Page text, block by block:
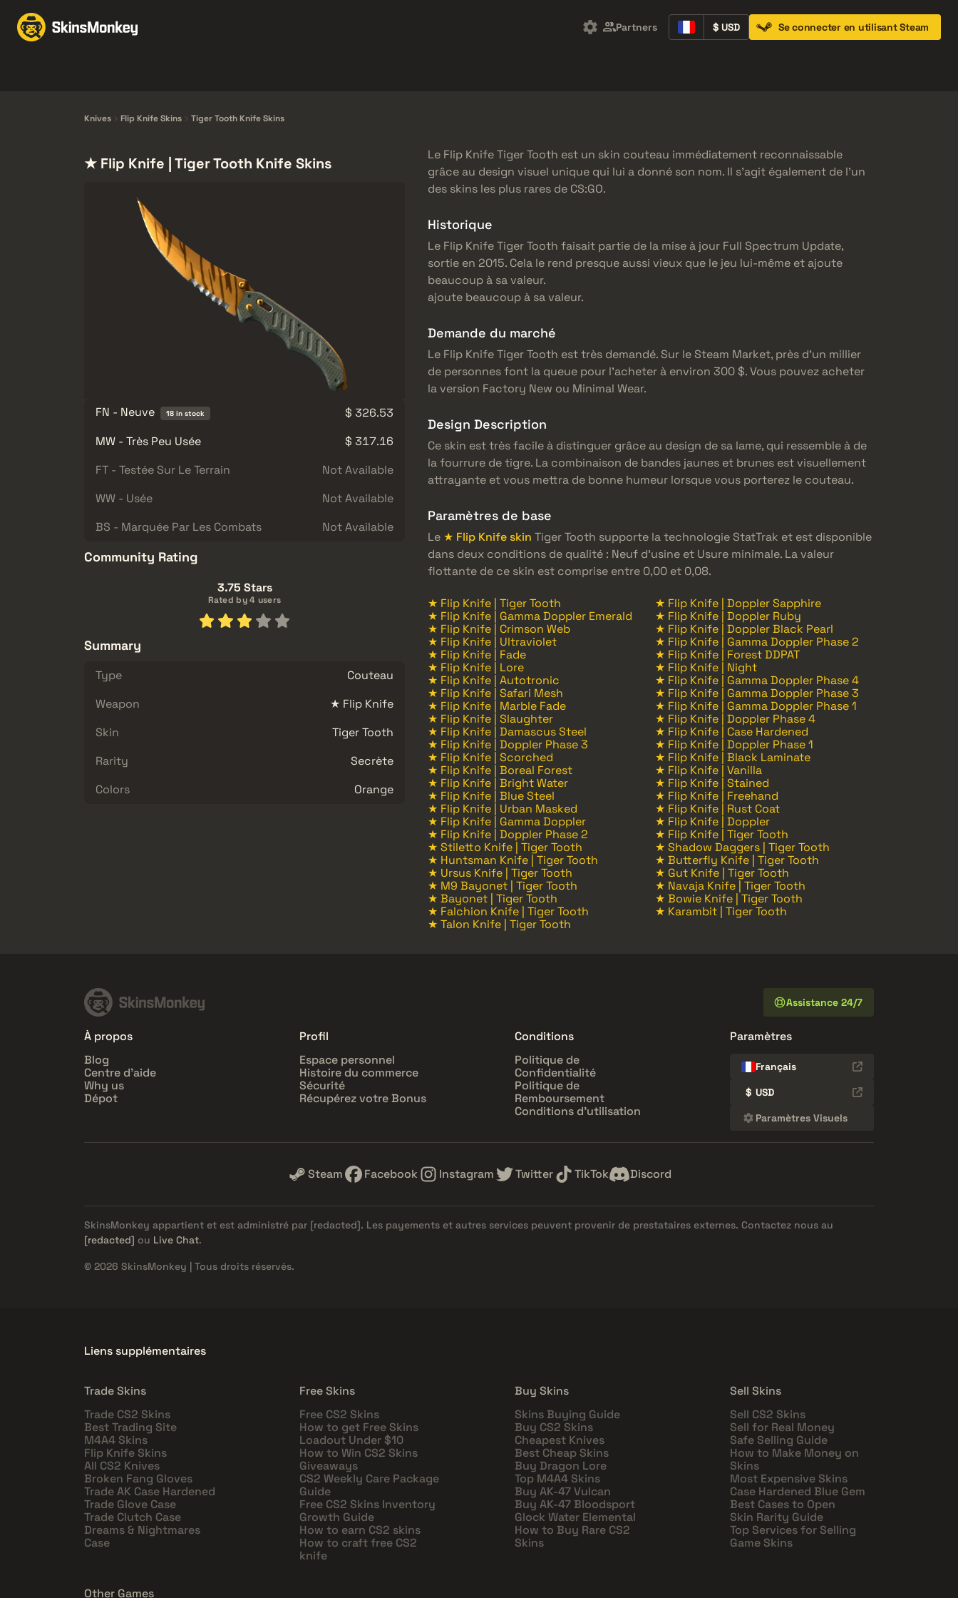
Partners $ USD Se connecter en utilisant Steam
Knives Flip Knife Skins Tiger Tooth Knife Skins
★ Flip Knife | Tiger Tooth Knife Skins
FN - Neuve 18 in stock
$ 326.53
MW - Très Peu Usée
$ 317.16
FT - Testée Sur Le Terrain
Not Available
WW - Usée
Not Available
BS - Marquée Par Les Combats
Not Available
Community Rating
3.75 Stars
Rated by 4 users
Summary
Type
Couteau
Weapon
★ Flip Knife
Skin
Tiger Tooth
Rarity
Secrète
Colors
Orange
Le Flip Knife Tiger Tooth est un skin couteau immédiatement reconnaissable
grâce au design visuel unique qui lui a donné son nom. Il s’agit également de l’un
des skins les plus rares de CS:GO.
Historique
Le Flip Knife Tiger Tooth faisait partie de la mise à jour Full Spectrum Update,
sortie en 2015. Cela le rend presque aussi vieux que le jeu lui-même et ajoute
beaucoup à sa valeur.
ajoute beaucoup à sa valeur.
Demande du marché
Le Flip Knife Tiger Tooth est très demandé. Sur le Steam Market, près d’un millier
de personnes font la queue pour l’acheter à environ 300 $. Vous pouvez acheter
la version Factory New ou Minimal Wear.
Design Description
Ce skin est très facile à distinguer grâce au design de sa lame, qui ressemble à de
la fourrure de tigre. La combinaison de bandes jaunes et brunes est visuellement
attrayante et vous mettra de bonne humeur lorsque vous porterez le couteau.
Paramètres de base
Le ★ Flip Knife skin Tiger Tooth supporte la technologie StatTrak et est disponible
dans deux conditions de qualité : Neuf d’usine et Usure minimale. La valeur
flottante de ce skin est comprise entre 0,00 et 0,08.
★ Flip Knife | Tiger Tooth
★ Flip Knife | Doppler Sapphire
★ Flip Knife | Gamma Doppler Emerald
★ Flip Knife | Doppler Ruby
★ Flip Knife | Crimson Web
★ Flip Knife | Doppler Black Pearl
★ Flip Knife | Ultraviolet
★ Flip Knife | Gamma Doppler Phase 2
★ Flip Knife | Fade
★ Flip Knife | Forest DDPAT
★ Flip Knife | Lore
★ Flip Knife | Night
★ Flip Knife | Autotronic
★ Flip Knife | Gamma Doppler Phase 4
★ Flip Knife | Safari Mesh
★ Flip Knife | Gamma Doppler Phase 3
★ Flip Knife | Marble Fade
★ Flip Knife | Gamma Doppler Phase 1
★ Flip Knife | Slaughter
★ Flip Knife | Doppler Phase 4
★ Flip Knife | Damascus Steel
★ Flip Knife | Case Hardened
★ Flip Knife | Doppler Phase 3
★ Flip Knife | Doppler Phase 1
★ Flip Knife | Scorched
★ Flip Knife | Black Laminate
★ Flip Knife | Boreal Forest
★ Flip Knife | Vanilla
★ Flip Knife | Bright Water
★ Flip Knife | Stained
★ Flip Knife | Blue Steel
★ Flip Knife | Freehand
★ Flip Knife | Urban Masked
★ Flip Knife | Rust Coat
★ Flip Knife | Gamma Doppler
★ Flip Knife | Doppler
★ Flip Knife | Doppler Phase 2
★ Flip Knife | Tiger Tooth
★ Stiletto Knife | Tiger Tooth
★ Shadow Daggers | Tiger Tooth
★ Huntsman Knife | Tiger Tooth
★ Butterfly Knife | Tiger Tooth
★ Ursus Knife | Tiger Tooth
★ Gut Knife | Tiger Tooth
★ M9 Bayonet | Tiger Tooth
★ Navaja Knife | Tiger Tooth
★ Bayonet | Tiger Tooth
★ Bowie Knife | Tiger Tooth
★ Falchion Knife | Tiger Tooth
★ Karambit | Tiger Tooth
★ Talon Knife | Tiger Tooth
Assistance 24/7
À propos
Blog
Centre d'aide
Why us
Dépot
Profil
Espace personnel
Histoire du commerce
Sécurité
Récupérez votre Bonus
Conditions
Politique de
Confidentialité
Politique de
Remboursement
Conditions d'utilisation
Paramètres
Français
$ USD
Paramètres Visuels
Steam Facebook Instagram Twitter TikTok Discord
SkinsMonkey appartient et est administré par [redacted]. Les payements et autres services peuvent provenir de prestataires externes. Contactez nous au
[redacted] ou Live Chat.
© 2026 SkinsMonkey | Tous droits réservés.
Liens supplémentaires
Trade Skins
Trade CS2 Skins
Best Trading Site
M4A4 Skins
Flip Knife Skins
All CS2 Knives
Broken Fang Gloves
Trade AK Case Hardened
Trade Glove Case
Trade Clutch Case
Dreams & Nightmares
Case
Free Skins
Free CS2 Skins
How to get Free Skins
Loadout Under $10
How to Win CS2 Skins
Giveaways
CS2 Weekly Care Package
Guide
Free CS2 Skins Inventory
Growth Guide
How to earn CS2 skins
How to craft free CS2
knife
Buy Skins
Skins Buying Guide
Buy CS2 Skins
Cheapest Knives
Best Cheap Skins
Buy Dragon Lore
Top M4A4 Skins
Buy AK-47 Vulcan
Buy AK-47 Bloodsport
Glock Water Elemental
How to Buy Rare CS2
Skins
Sell Skins
Sell CS2 Skins
Sell for Real Money
Safe Selling Guide
How to Make Money on
Skins
Most Expensive Skins
Case Hardened Blue Gem
Best Cases to Open
Skin Rarity Guide
Top Services for Selling
Game Skins
Other Games